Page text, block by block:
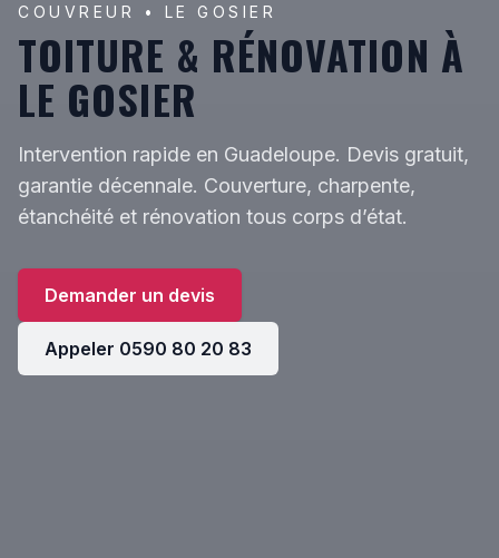
COUVREUR • LE GOSIER
TOITURE & RÉNOVATION À
LE GOSIER
Intervention rapide en Guadeloupe. Devis gratuit,
garantie décennale. Couverture, charpente,
étanchéité et rénovation tous corps d’état.
Demander un devis
Appeler 0590 80 20 83